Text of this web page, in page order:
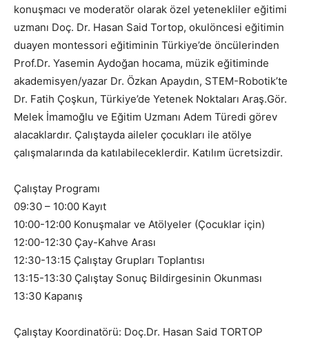
konuşmacı ve moderatör olarak özel yetenekliler eğitimi
uzmanı Doç. Dr. Hasan Said Tortop, okulöncesi eğitimin
duayen montessori eğitiminin Türkiye’de öncülerinden
Prof.Dr. Yasemin Aydoğan hocama, müzik eğitiminde
akademisyen/yazar Dr. Özkan Apaydın, STEM-Robotik’te
Dr. Fatih Çoşkun, Türkiye’de Yetenek Noktaları Araş.Gör.
Melek İmamoğlu ve Eğitim Uzmanı Adem Türedi görev
alacaklardır. Çalıştayda aileler çocukları ile atölye
çalışmalarında da katılabileceklerdir. Katılım ücretsizdir.
Çalıştay Programı
09:30 – 10:00 Kayıt
10:00-12:00 Konuşmalar ve Atölyeler (Çocuklar için)
12:00-12:30 Çay-Kahve Arası
12:30-13:15 Çalıştay Grupları Toplantısı
13:15-13:30 Çalıştay Sonuç Bildirgesinin Okunması
13:30 Kapanış
Çalıştay Koordinatörü: Doç.Dr. Hasan Said TORTOP